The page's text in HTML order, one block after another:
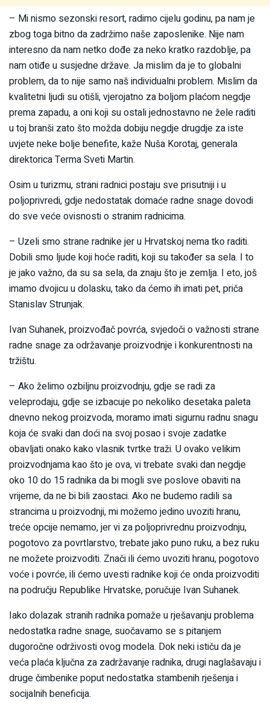
– Mi nismo sezonski resort, radimo cijelu godinu, pa nam je
zbog toga bitno da zadržimo naše zaposlenike. Nije nam
interesno da nam netko dođe za neko kratko razdoblje, pa
nam otiđe u susjedne države. Ja mislim da je to globalni
problem, da to nije samo naš individualni problem. Mislim da
kvalitetni ljudi su otišli, vjerojatno za boljom plaćom negdje
prema zapadu, a oni koji su ostali jednostavno ne žele raditi
u toj branši zato što možda dobiju negdje drugdje za iste
uvjete neke bolje benefite, kaže Nuša Korotaj, generala
direktorica Terma Sveti Martin.
Osim u turizmu, strani radnici postaju sve prisutniji i u
poljoprivredi, gdje nedostatak domaće radne snage dovodi
do sve veće ovisnosti o stranim radnicima.
– Uzeli smo strane radnike jer u Hrvatskoj nema tko raditi.
Dobili smo ljude koji hoće raditi, koji su također sa sela. I to
je jako važno, da su sa sela, da znaju što je zemlja. I eto, još
imamo dvojicu u dolasku, tako da ćemo ih imati pet, priča
Stanislav Strunjak.
Ivan Suhanek, proizvođač povrća, svjedoči o važnosti strane
radne snage za održavanje proizvodnje i konkurentnosti na
tržištu.
– Ako želimo ozbiljnu proizvodnju, gdje se radi za
veleprodaju, gdje se izbacuje po nekoliko desetaka paleta
dnevno nekog proizvoda, moramo imati sigurnu radnu snagu
koja će svaki dan doći na svoj posao i svoje zadatke
obavljati onako kako vlasnik tvrtke traži. U ovako velikim
proizvodnjama kao što je ova, vi trebate svaki dan negdje
oko 10 do 15 radnika da bi mogli sve poslove obaviti na
vrijeme, da ne bi bili zaostaci. Ako ne budemo radili sa
strancima u proizvodnji, mi možemo jedino uvoziti hranu,
treće opcije nemamo, jer vi za poljoprivrednu proizvodnju,
pogotovo za povrtlarstvo, trebate jako puno ruku, a bez ruku
ne možete proizvoditi. Znači ili ćemo uvoziti hranu, pogotovo
voće i povrće, ili ćemo uvesti radnike koji će onda proizvoditi
na području Republike Hrvatske, poručuje Ivan Suhanek.
Iako dolazak stranih radnika pomaže u rješavanju problema
nedostatka radne snage, suočavamo se s pitanjem
dugoročne održivosti ovog modela. Dok neki ističu da je
veća plaća ključna za zadržavanje radnika, drugi naglašavaju i
druge čimbenike poput nedostatka stambenih rješenja i
socijalnih beneficija.